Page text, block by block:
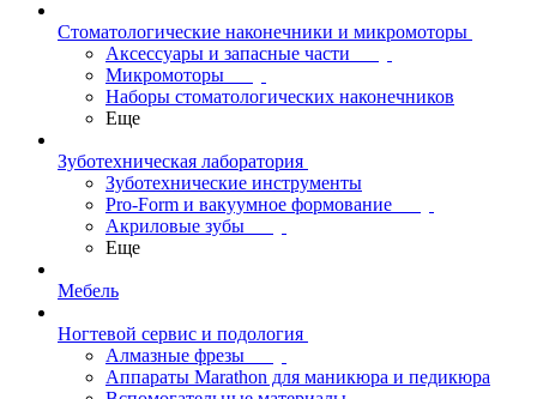
Стоматологические наконечники и микромоторы
Аксессуары и запасные части
Микромоторы
Наборы стоматологических наконечников
Еще
Зуботехническая лаборатория
Зуботехнические инструменты
Pro-Form и вакуумное формование
Акриловые зубы
Еще
Мебель
Ногтевой сервис и подология
Алмазные фрезы
Аппараты Marathon для маникюра и педикюра